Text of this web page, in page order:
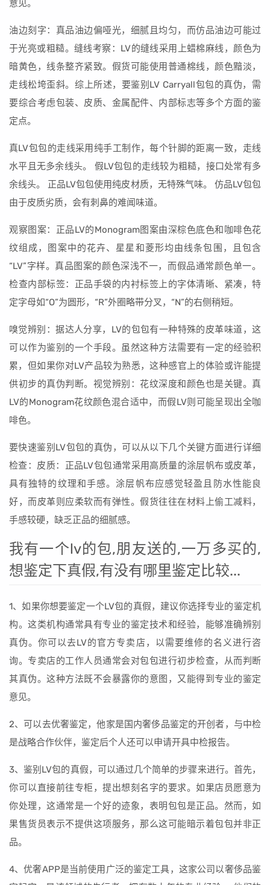
意见。
油边刻字：真品油边偏哑光，细腻且均匀，而仿品油边可能过
于光亮或粗糙。缝线考察：LV的缝线采用上蜡棉麻线，颜色为
暗黄色，线条整齐紧致。假货可能使用普通棉线，颜色黯淡，
走线松垮歪斜。综上所述，要鉴别LV Carryall包包的真伪，需
要综合考虑包装、皮质、金属配件、内部标志等多个方面的鉴
定点。
真LV包包的走线采用纯手工制作，每个针脚的距离一致，走线
水平且无多余线头。 假LV包包的走线较为粗糙，接口处常有多
余线头。 正品LV包包使用纯皮材质，无特殊气味。 仿品LV包包
由于皮质劣质，会有刺鼻的难闻味道。
观察图案：正品LV的Monogram图案由深棕色底色和咖啡色花
纹组成，图案中的花卉、星星和菱形均由线条包围，且包含
“LV”字样。真品图案的颜色深浅不一，而假品通常颜色单一。
检查内部标签：正品手袋的内衬标签上的字体清晰、紧凑，特
定字母如“O”为圆形，“R”外圈略带分叉，“N”的右侧稍短。
嗅觉辨别：据达人分享，LV的包包有一种特殊的皮革味道，这
可以作为鉴别的一个手段。虽然这种方法需要有一定的经验积
累，但如果你对LV产品较为熟悉，这种感官上的体验或许能提
供初步的真伪判断。视觉辨别：花纹深度和颜色也是关键。真
LV的Monogram花纹颜色混合适中，而假LV则可能呈现出全咖
啡色。
要快速鉴别LV包包的真伪，可以从以下几个关键方面进行详细
检查：皮质：正品LV包包通常采用高质量的涂层帆布或皮革，
具有独特的纹理和手感。涂层帆布应感觉轻盈且防水性能良
好，而皮革则应柔软而有弹性。假货往往在材料上偷工减料，
手感较硬，缺乏正品的细腻感。
我有一个lv的包,朋友送的,一万多买的,
想鉴定下真假,有没有哪里鉴定比较...
1、如果你想要鉴定一个LV包的真假，建议你选择专业的鉴定机
构。这类机构通常具有专业的鉴定技术和经验，能够准确辨别
真伪。你可以去LV的官方专卖店，以需要维修的名义进行咨
询。专卖店的工作人员通常会对包包进行初步检查，从而判断
其真伪。这种方法既不会暴露你的意图，又能得到专业的鉴定
意见。
2、可以去优奢鉴定，他家是国内奢侈品鉴定的开创者，与中检
是战略合作伙伴，鉴定后个人还可以申请开具中检报告。
3、鉴别LV包的真假，可以通过几个简单的步骤来进行。首先，
你可以直接前往专柜，提出想刻名字的要求。如果店员愿意为
你处理，这通常是一个好的迹象，表明包包是正品。然而，如
果售货员表示不提供这项服务，那么这可能暗示着包包并非正
品。
4、优奢APP是当前使用广泛的鉴定工具，这家公司以奢侈品鉴